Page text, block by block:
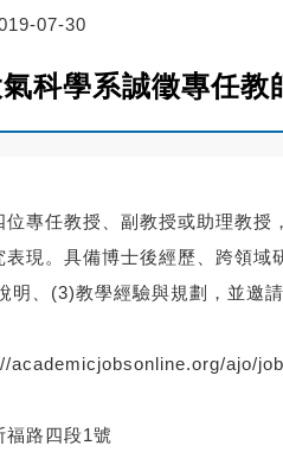
07-30
科學系誠徵專任教
專任教授、副教授或助理教授，
現。 具備博士後經歷、跨領域
明、(3)教學經驗與規劃， 並邀
academicjobsonline.org/ajo/
福路四段1號